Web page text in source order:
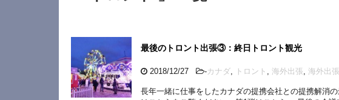
最後のトロント出張③：終日トロント観光
2018/12/27 -カナダ トロント 海外出張 海外出
長年一緒に仕事をしたカナダの提携会社との提携解消